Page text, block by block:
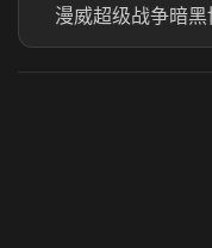
漫威超级战争暗